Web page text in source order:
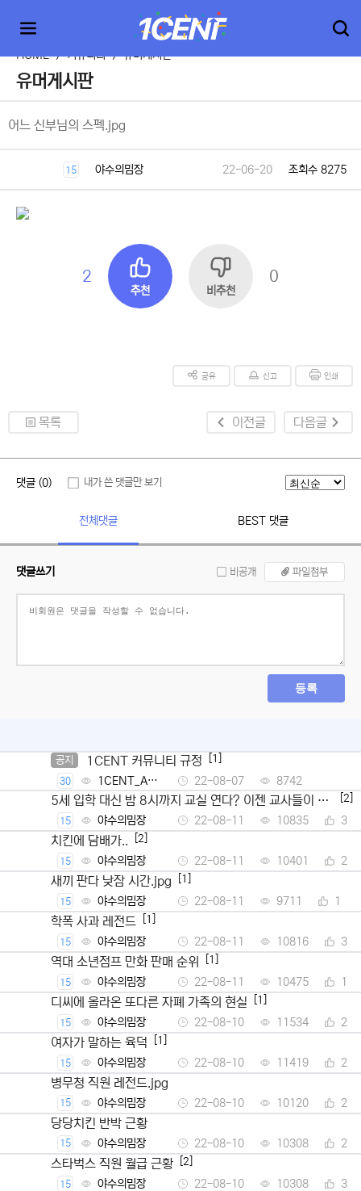
HOME > 커뮤니티 > 유머게시판
유머게시판
어느 신부님의 스펙.jpg
15 야수의밈장 22-06-20 조회수 8275
2
추천 비추천
0
공유 신고 인쇄
목록 이전글 다음글
댓글 (0) 내가 쓴 댓글만 보기
전체댓글 BEST 댓글
댓글쓰기 비공개 파일첨부
등록
공지 1CENT 커뮤니티 규정 [1]
30
1CENT_Ad
min
22-08-07 8742
5세 입학 대신 밤 8시까지 교실 연다? 이젠 교사들이 뿔
났다
[2]
15 야수의밈장 22-08-11 10835 3
치킨에 담배가.. [2]
15 야수의밈장 22-08-11 10401 2
새끼 판다 낮잠 시간.jpg [1]
15 야수의밈장 22-08-11 9711 1
학폭 사과 레전드 [1]
15 야수의밈장 22-08-11 10816 3
역대 소년점프 만화 판매 순위 [1]
15 야수의밈장 22-08-11 10475 1
디씨에 올라온 또다른 자폐 가족의 현실 [1]
15 야수의밈장 22-08-10 11534 2
여자가 말하는 육덕 [1]
15 야수의밈장 22-08-10 11419 2
병무청 직원 레전드.jpg
15 야수의밈장 22-08-10 10120 2
당당치킨 반박 근황
15 야수의밈장 22-08-10 10308 2
스타벅스 직원 월급 근황 [2]
15 야수의밈장 22-08-10 10308 3